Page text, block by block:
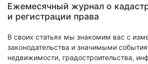
Ежемесячный журнал о
и регистрации права
В своих статьях мы знакомим вас с
законодательства и значимыми
недвижимости, градостроительства,